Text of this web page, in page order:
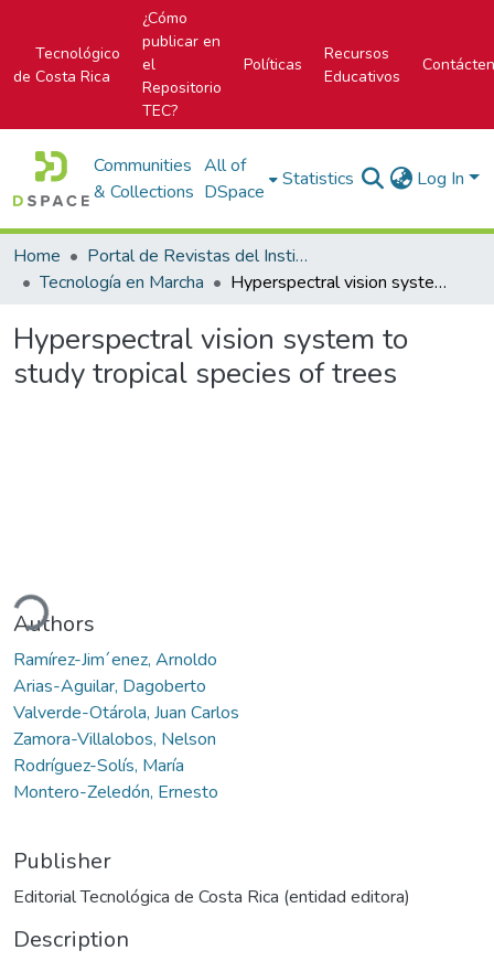
Tecnológico
de Costa Rica
¿Cómo
publicar en
el
Repositorio
TEC?
Políticas
Recursos
Educativos
Communities
& Collections
All of
DSpace
Statistics Log In
Home
Portal de Revistas del Instituto Tecnológico de Costa Rica
Tecnología en Marcha
Hyperspectral vision system to study tropical species of trees
Hyperspectral vision system to
study tropical species of trees
Authors
Ramírez-Jim´enez, Arnoldo
Arias-Aguilar, Dagoberto
Valverde-Otárola, Juan Carlos
Zamora-Villalobos, Nelson
Rodríguez-Solís, María
Montero-Zeledón, Ernesto
Publisher
Editorial Tecnológica de Costa Rica (entidad editora)
Description